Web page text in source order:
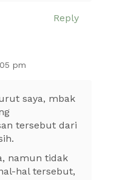
Reply
pm
saya, mbak
tersebut dari
namun tidak
hal tersebut,